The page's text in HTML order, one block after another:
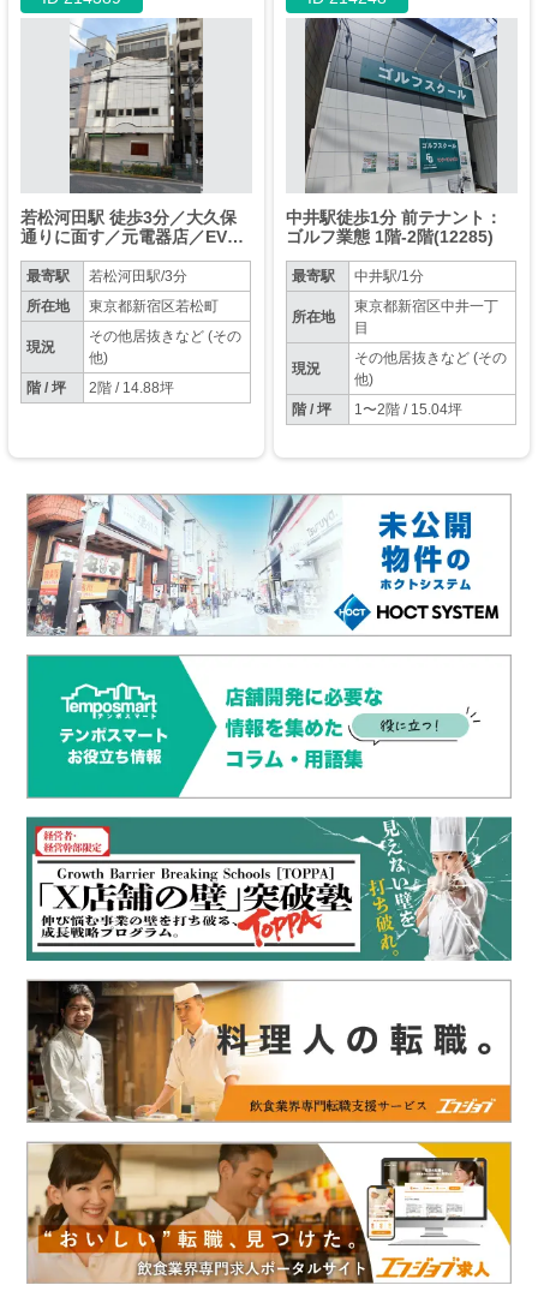
若松河田駅 徒歩3分／大久保
通りに面す／元電器店／EVな
最寄駅
若松河田駅/3分
所在地
東京都新宿区若松町
現況
その他居抜きなど (その
他)
階 / 坪
2階 / 14.88坪
中井駅徒歩1分 前テナント：
ゴルフ業態 1階-2階(12285)
最寄駅 中井駅/1分
所在地
東京都新宿区中井一丁
目
現況
その他居抜きなど (その
他)
階 / 坪
1〜2階 / 15.04坪